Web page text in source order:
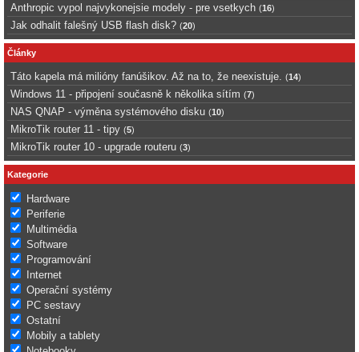
Anthropic vypol najvykonejsie modely - pre vsetkych (16)
Jak odhalit falešný USB flash disk? (20)
Články
Táto kapela má milióny fanúšikov. Až na to, že neexistuje. (14)
Windows 11 - připojení současně k několika sítím (7)
NAS QNAP - výměna systémového disku (10)
MikroTik router 11 - tipy (5)
MikroTik router 10 - upgrade routeru (3)
Kategorie
Hardware
Periferie
Multimédia
Software
Programování
Internet
Operační systémy
PC sestavy
Ostatní
Mobily a tablety